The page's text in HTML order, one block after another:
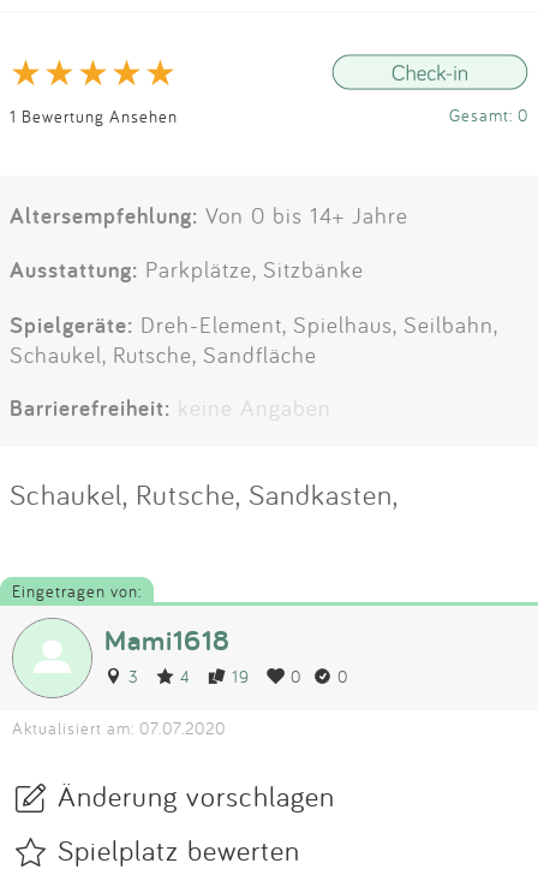
1 Bewertung Ansehen Gesamt: 0
Altersempfehlung: Von 0 bis 14+ Jahre
Ausstattung: Parkplätze, Sitzbänke
Spielgeräte: Dreh-Element, Spielhaus, Seilbahn,
Schaukel, Rutsche, Sandfläche
Barrierefreiheit: keine Angaben
Schaukel, Rutsche, Sandkasten,
Eingetragen von:
Mami1618
3 4 19 0 0
Aktualisiert am: 07.07.2020
Änderung vorschlagen
Spielplatz bewerten